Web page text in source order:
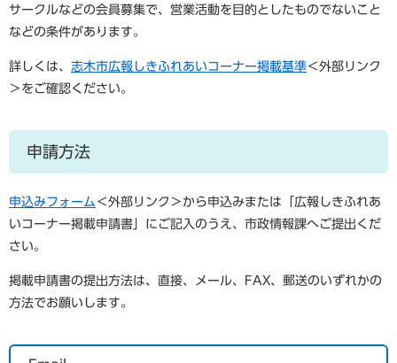
サークルなどの会員募集で、営業活動を目的としたものでないこと
などの条件があります。
詳しくは、 志木市広報しきふれあいコーナー掲載基準＜外部リンク
＞ をご確認ください。
申請方法
申込みフォーム ＜外部リンク＞ から申込みまたは「広報しきふれあ
いコーナー掲載申請書」にご記入のうえ、市政情報課へご提出くだ
さい。
掲載申請書の提出方法は、直接、メール、FAX、郵送のいずれかの
方法でお願いします。